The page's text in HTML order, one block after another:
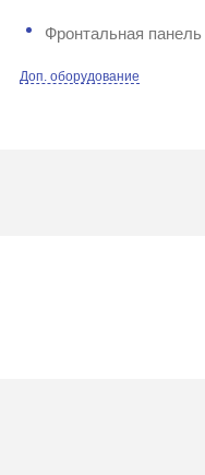
Фронтальная
Доп. оборудование